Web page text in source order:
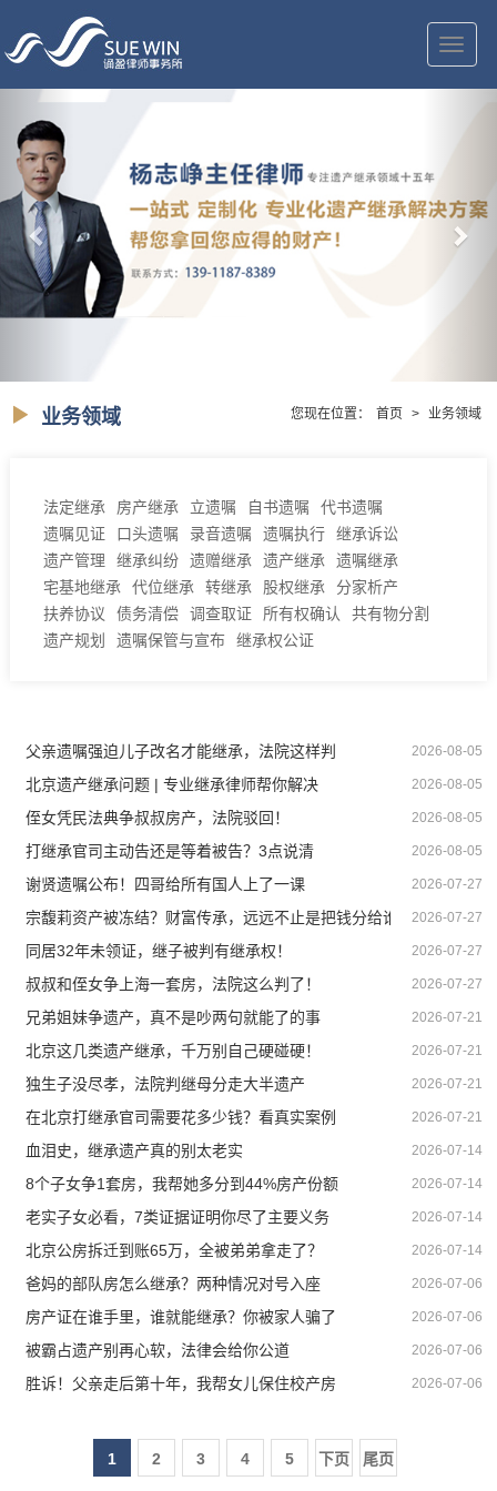
切
换
导
您现在位置： 首页 > 业务领域
业务领域
法定继承 房产继承 立遗嘱 自书遗嘱
代书遗嘱
遗嘱见证
口头遗嘱 录音遗嘱 遗嘱执行
继承诉讼
遗产管理
继承纠纷 遗赠继承 遗产继承
遗嘱继承
宅基地继承
代位继承 转继承 股权继承
分家析产
扶养协议
债务清偿 调查取证 所有权确认
共有物分割
遗产规划
遗嘱保管与宣布 继承权公证
2026-08-05
父亲遗嘱强迫儿子改名才能继承，法院这样判
2026-08-05
北京遗产继承问题 | 专业继承律师帮你解决
2026-08-05
侄女凭民法典争叔叔房产，法院驳回！
2026-08-05
打继承官司主动告还是等着被告？3点说清
2026-07-27
谢贤遗嘱公布！四哥给所有国人上了一课
2026-07-27
宗馥莉资产被冻结？财富传承，远远不止是把钱分给谁
2026-07-27
同居32年未领证，继子被判有继承权！
2026-07-27
叔叔和侄女争上海一套房，法院这么判了！
2026-07-21
兄弟姐妹争遗产，真不是吵两句就能了的事
2026-07-21
北京这几类遗产继承，千万别自己硬碰硬！
2026-07-21
独生子没尽孝，法院判继母分走大半遗产
2026-07-21
在北京打继承官司需要花多少钱？看真实案例
2026-07-14
血泪史，继承遗产真的别太老实
2026-07-14
8个子女争1套房，我帮她多分到44%房产份额
2026-07-14
老实子女必看，7类证据证明你尽了主要义务
2026-07-14
北京公房拆迁到账65万，全被弟弟拿走了？
2026-07-06
爸妈的部队房怎么继承？两种情况对号入座
2026-07-06
房产证在谁手里，谁就能继承？你被家人骗了
2026-07-06
被霸占遗产别再心软，法律会给你公道
2026-07-06
胜诉！父亲走后第十年，我帮女儿保住校产房
1 2 3 4 5 下页 尾页